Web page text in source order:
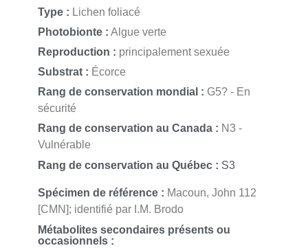
Type : Lichen foliacé
Photobionte : Algue verte
Reproduction : principalement sexuée
Substrat : Écorce
Rang de conservation mondial : G5? - En
sécurité
Rang de conservation au Canada : N3 -
Vulnérable
Rang de conservation au Québec : S3
Spécimen de référence : Macoun, John 112
[CMN]; identifié par I.M. Brodo
Métabolites secondaires présents ou
occasionnels :